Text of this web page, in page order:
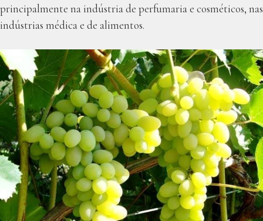
principalmente na indústria de perfumaria e cosméticos, nas
indústrias médica e de alimentos.